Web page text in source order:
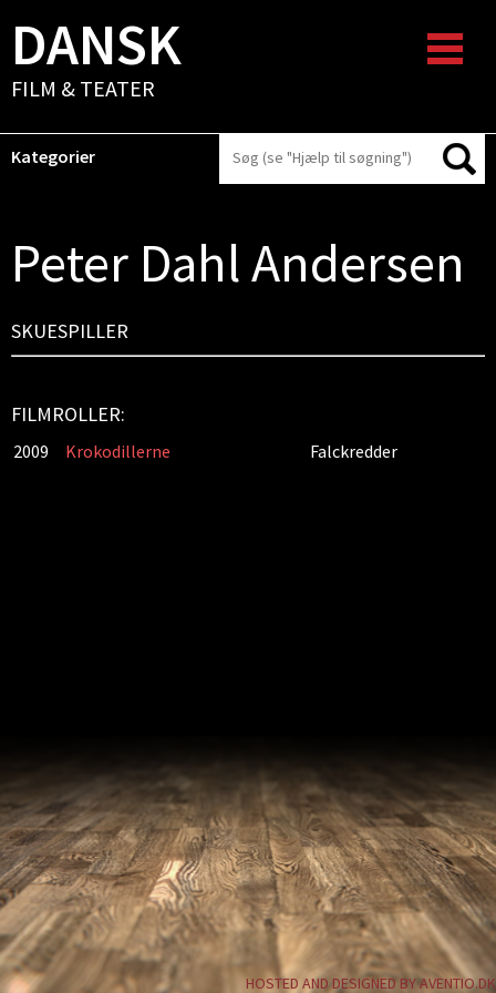
DANSK
FILM & TEATER
Kategorier
Peter Dahl Andersen
SKUESPILLER
FILMROLLER:
2009 Krokodillerne Falckredder
HOSTED AND DESIGNED BY AVENTIO.DK